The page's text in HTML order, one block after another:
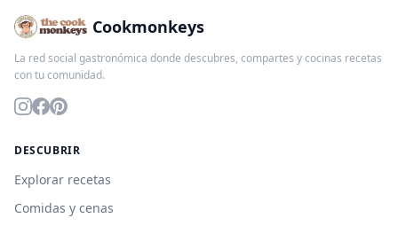
Cookmonkeys
La red social gastronómica donde descubres, compartes y cocinas recetas
con tu comunidad.
DESCUBRIR
Explorar recetas
Comidas y cenas